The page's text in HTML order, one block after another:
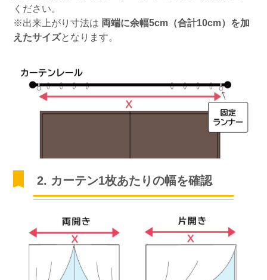
ください。
※出来上がり寸法は 両端に余幅5cm（合計10cm）を加
えたサイズとなります。
2. カーテン1枚あたりの幅を確認